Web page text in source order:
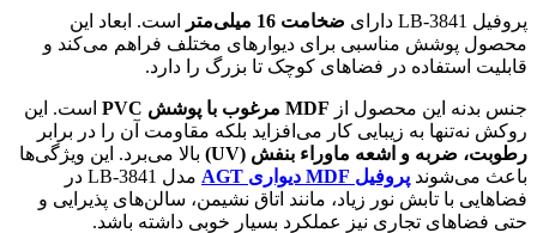
پروفیل LB-3841 دارای ضخامت 16 میلی‌متر
است. ابعاد این
محصول پوشش مناسبی برای دیوارهای مختلف فراهم می‌کند و
قابلیت استفاده در فضاهای کوچک تا بزرگ را دارد.
جنس بدنه این محصول از MDF مرغوب با پوشش PVC
است. این
روکش نه‌تنها به زیبایی کار می‌افزاید بلکه مقاومت آن را در برابر
رطوبت، ضربه و اشعه ماوراء بنفش (UV)
بالا می‌برد. این ویژگی‌ها
باعث می‌شوند پروفیل MDF دیواری AGT
مدل LB-3841 در
فضاهایی با تابش نور زیاد، مانند اتاق نشیمن، سالن‌های پذیرایی و
حتی فضاهای تجاری نیز عملکرد بسیار خوبی داشته باشد.